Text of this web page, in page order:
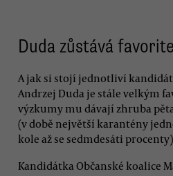
Duda zůstává
A jak si stojí jednotliví
Andrzej Duda je stále velkým
výzkumy mu dávají zhruba
(v době největší karantény
kole až se sedmdesáti
Kandidátka Občanské koalice